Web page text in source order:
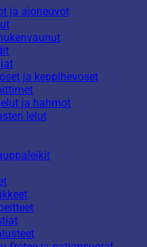
ja ajoneuvot
ja keppihevoset
ja hahmot
lelut